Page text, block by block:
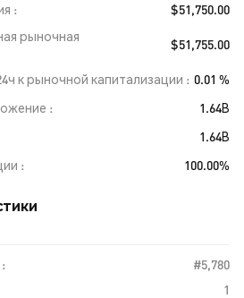
$51,750.00
рыночная
$51,755.00
к рыночной капитализации
0.01 %
1.64B
1.64B
100.00%
#5,780
1